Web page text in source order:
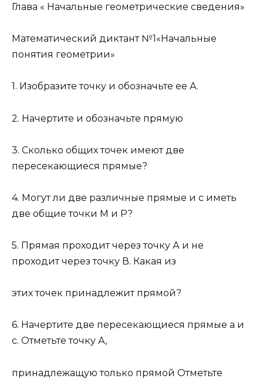
Глава « Начальные геометрические сведения»
Математический диктант №1«Начальные
понятия геометрии»
1. Изобразите точку и обозначьте ее А.
2. Начертите и обозначьте прямую
3. Сколько общих точек имеют две
пересекающиеся прямые?
4. Могут ли две различные прямые и с иметь
две общие точки М и Р?
5. Прямая проходит через точку А и не
проходит через точку В. Какая из
этих точек принадлежит прямой?
6. Начертите две пересекающиеся прямые а и
с. Отметьте точку А,
принадлежащую только прямой Отметьте